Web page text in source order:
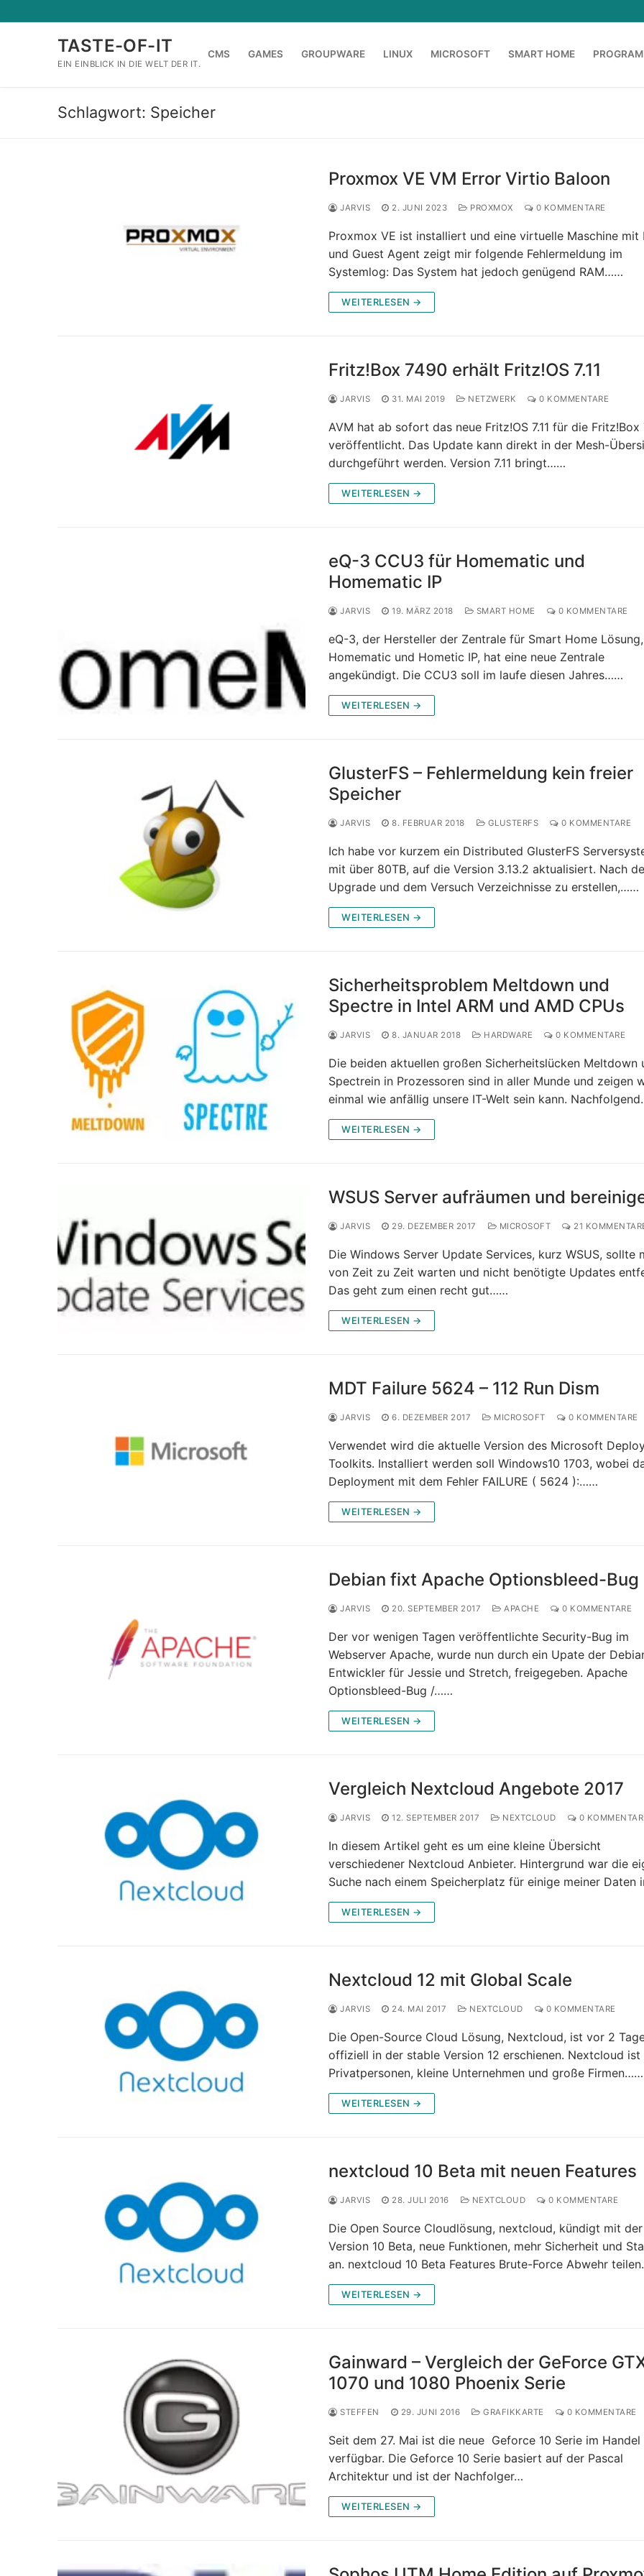
Inhalt
TASTE-OF-IT
EIN EINBLICK IN DIE WELT DER IT.
CMS GAMES GROUPWARE LINUX MICROSOFT SMART HOME
Schlagwort: Speicher
Proxmox VE VM Error Virtio Baloon
JARVIS 2. JUNI 2023 PROXMOX 0 KOMMENTARE
Proxmox VE ist installiert und eine virtuelle Maschine mit
und Guest Agent zeigt mir folgende Fehlermeldung im
Systemlog: Das System hat jedoch genügend RAM……
WEITERLESEN →
Fritz!Box 7490 erhält Fritz!OS 7.11
JARVIS 31. MAI 2019 NETZWERK 0 KOMMENTARE
AVM hat ab sofort das neue Fritz!OS 7.11 für die Fritz!Box
veröffentlicht. Das Update kann direkt in der Mesh-
durchgeführt werden. Version 7.11 bringt……
WEITERLESEN →
eQ-3 CCU3 für Homematic und
Homematic IP
JARVIS 19. MÄRZ 2018 SMART HOME 0 KOMMENTARE
eQ-3, der Hersteller der Zentrale für Smart Home Lösung,
Homematic und Hometic IP, hat eine neue Zentrale
angekündigt. Die CCU3 soll im laufe diesen Jahres……
WEITERLESEN →
GlusterFS – Fehlermeldung kein freier
Speicher
JARVIS 8. FEBRUAR 2018 GLUSTERFS 0 KOMMENTARE
Ich habe vor kurzem ein Distributed GlusterFS
mit über 80TB, auf die Version 3.13.2 aktualisiert. Nach
Upgrade und dem Versuch Verzeichnisse zu erstellen,……
WEITERLESEN →
Sicherheitsproblem Meltdown und
Spectre in Intel ARM und AMD CPUs
JARVIS 8. JANUAR 2018 HARDWARE 0 KOMMENTARE
Die beiden aktuellen großen Sicherheitslücken Meltdown
Spectrein in Prozessoren sind in aller Munde und zeigen
einmal wie anfällig unsere IT-Welt sein kann.
WEITERLESEN →
WSUS Server aufräumen und
JARVIS 29. DEZEMBER 2017 MICROSOFT 21
Die Windows Server Update Services, kurz WSUS, sollte
von Zeit zu Zeit warten und nicht benötigte Updates
Das geht zum einen recht gut……
WEITERLESEN →
MDT Failure 5624 – 112 Run Dism
JARVIS 6. DEZEMBER 2017 MICROSOFT 0 KOMMENTARE
Verwendet wird die aktuelle Version des Microsoft
Toolkits. Installiert werden soll Windows10 1703, wobei
Deployment mit dem Fehler FAILURE ( 5624 ):……
WEITERLESEN →
Debian fixt Apache Optionsbleed-Bug
JARVIS 20. SEPTEMBER 2017 APACHE 0 KOMMENTARE
Der vor wenigen Tagen veröffentlichte Security-Bug im
Webserver Apache, wurde nun durch ein Upate der
Entwickler für Jessie und Stretch, freigegeben. Apache
Optionsbleed-Bug /……
WEITERLESEN →
Vergleich Nextcloud Angebote 2017
JARVIS 12. SEPTEMBER 2017 NEXTCLOUD 0
In diesem Artikel geht es um eine kleine Übersicht
verschiedener Nextcloud Anbieter. Hintergrund war die
Suche nach einem Speicherplatz für einige meiner Daten
WEITERLESEN →
Nextcloud 12 mit Global Scale
JARVIS 24. MAI 2017 NEXTCLOUD 0 KOMMENTARE
Die Open-Source Cloud Lösung, Nextcloud, ist vor 2
offiziell in der stable Version 12 erschienen. Nextcloud ist
Privatpersonen, kleine Unternehmen und große Firmen……
WEITERLESEN →
nextcloud 10 Beta mit neuen Features
JARVIS 28. JULI 2016 NEXTCLOUD 0 KOMMENTARE
Die Open Source Cloudlösung, nextcloud, kündigt mit der
Version 10 Beta, neue Funktionen, mehr Sicherheit und
an. nextcloud 10 Beta Features Brute-Force Abwehr
WEITERLESEN →
Gainward – Vergleich der GeForce
1070 und 1080 Phoenix Serie
STEFFEN 29. JUNI 2016 GRAFIKKARTE 0 KOMMENTARE
Seit dem 27. Mai ist die neue Geforce 10 Serie im Handel
verfügbar. Die Geforce 10 Serie basiert auf der Pascal
Architektur und ist der Nachfolger…
WEITERLESEN →